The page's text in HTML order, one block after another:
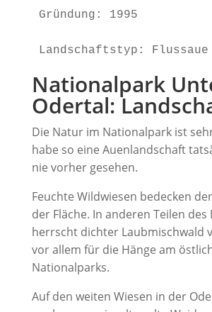
Gründung: 1995
Landschaftstyp: Flussaue
Nationalpark
Odertal:
Die Natur im Nationalpark ist
habe so eine Auenlandschaft
nie vorher gesehen.
Feuchte Wildwiesen bedecken
der Fläche. In anderen Teilen
herrscht dichter Laubmischwald
vor allem für die Hänge am
Nationalparks.
Auf den weiten Wiesen in der